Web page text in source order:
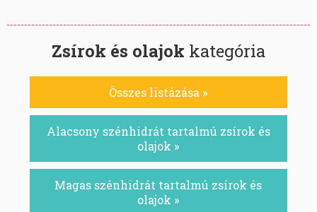
Zsírok és olajok kategória
Összes listázása »
Alacsony szénhidrát tartalmú zsírok és
olajok »
Magas szénhidrát tartalmú zsírok és
olajok »